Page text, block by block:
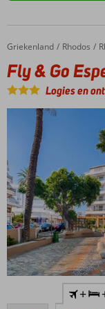
Home
Griekenland Rhodos
Fly & Go Esperia City Hotel
Fly & Go
Logies en
+